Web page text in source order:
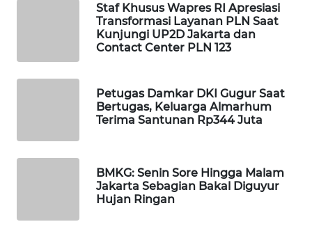
Staf Khusus Wapres RI Apresiasi
Transformasi Layanan PLN Saat
Kunjungi UP2D Jakarta dan
Contact Center PLN 123
Petugas Damkar DKI Gugur Saat
Bertugas, Keluarga Almarhum
Terima Santunan Rp344 Juta
BMKG: Senin Sore Hingga Malam
Jakarta Sebagian Bakal Diguyur
Hujan Ringan
INFRASTRUKTUR
WAHANA